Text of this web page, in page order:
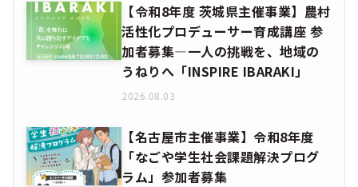
【令和8年度 茨城県主催事業】農村
活性化プロデューサー育成講座 参
加者募集―一人の挑戦を、地域の
うねりへ「INSPIRE IBARAKI」
2026.08.03
【名古屋市主催事業】令和8年度
「なごや学生社会課題解決プログ
ラム」参加者募集